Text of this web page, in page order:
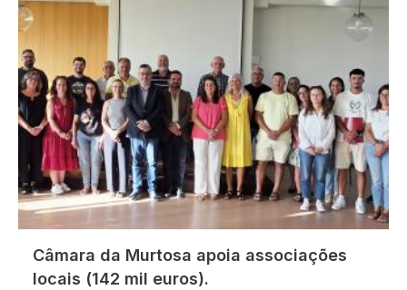
Câmara da Murtosa apoia associações
locais (142 mil euros).